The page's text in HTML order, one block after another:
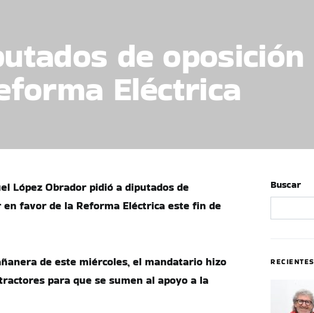
de oposición
Eléctrica
López Obrador pidió a diputados de
favor de la Reforma Eléctrica este fin de
de este miércoles, el mandatario hizo
para que se sumen al apoyo a la
Buscar
RECIENTES